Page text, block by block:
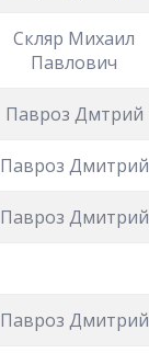
Скляр Михаил
Павлович
Павроз Дмтрий
Павроз Дмитрий
Павроз Дмитрий
Павроз Дмитрий